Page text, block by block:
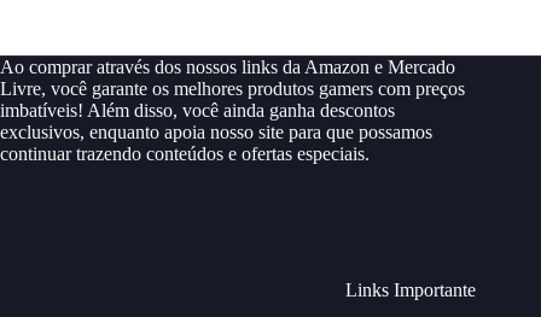
Ao comprar através dos nossos links da Amazon e Mercado
Livre, você garante os melhores produtos gamers com preços
imbatíveis! Além disso, você ainda ganha descontos
exclusivos, enquanto apoia nosso site para que possamos
continuar trazendo conteúdos e ofertas especiais.
Links Importante